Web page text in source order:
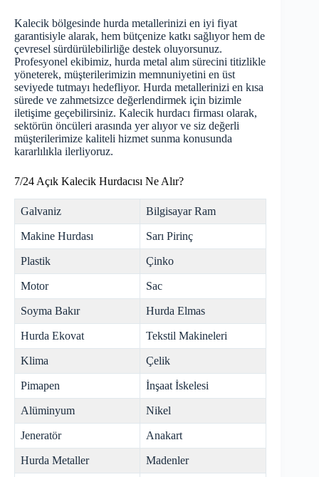
Kalecik bölgesinde hurda metallerinizi en iyi fiyat
garantisiyle alarak, hem bütçenize katkı sağlıyor hem de
çevresel sürdürülebilirliğe destek oluyorsunuz.
Profesyonel ekibimiz, hurda metal alım sürecini titizlikle
yöneterek, müşterilerimizin memnuniyetini en üst
seviyede tutmayı hedefliyor. Hurda metallerinizi en kısa
sürede ve zahmetsizce değerlendirmek için bizimle
iletişime geçebilirsiniz. Kalecik hurdacı firması olarak,
sektörün öncüleri arasında yer alıyor ve siz değerli
müşterilerimize kaliteli hizmet sunma konusunda
kararlılıkla ilerliyoruz.
7/24 Açık Kalecik Hurdacısı Ne Alır?
Galvaniz Bilgisayar Ram
Makine Hurdası Sarı Pirinç
Plastik Çinko
Motor Sac
Soyma Bakır Hurda Elmas
Hurda Ekovat Tekstil Makineleri
Klima Çelik
Pimapen İnşaat İskelesi
Alüminyum Nikel
Jeneratör Anakart
Hurda Metaller Madenler